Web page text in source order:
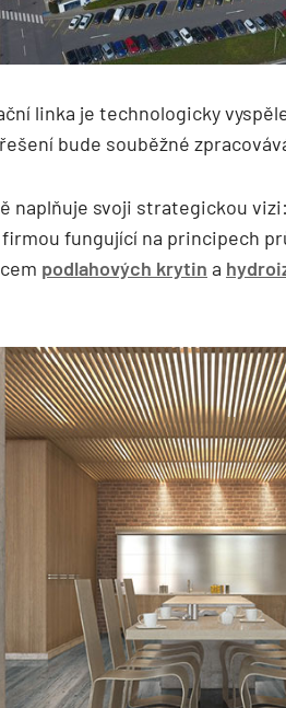
linka je technologicky
bude souběžné
naplňuje svoji strategickou
fungující na principech
podlahových krytin a